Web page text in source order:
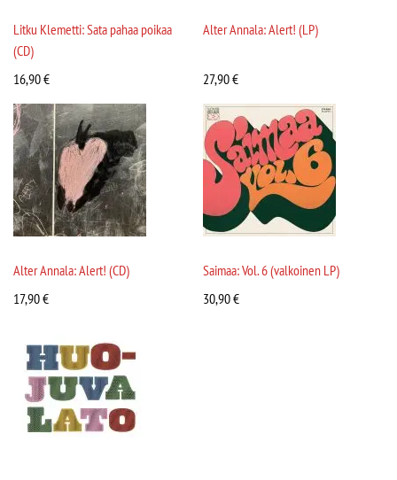
Litku Klemetti: Sata pahaa poikaa
(CD)
16,90€
Alter Annala: Alert! (LP)
27,90€
Alter Annala: Alert! (CD)
17,90€
Saimaa: Vol. 6 (valkoinen LP)
30,90€